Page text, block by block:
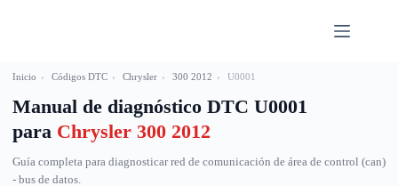
Inicio › Códigos DTC › Chrysler › 300 2012 › U0001
Manual de diagnóstico DTC U0001
para Chrysler 300 2012
Guía completa para diagnosticar red de comunicación de área de control (can)
- bus de datos.